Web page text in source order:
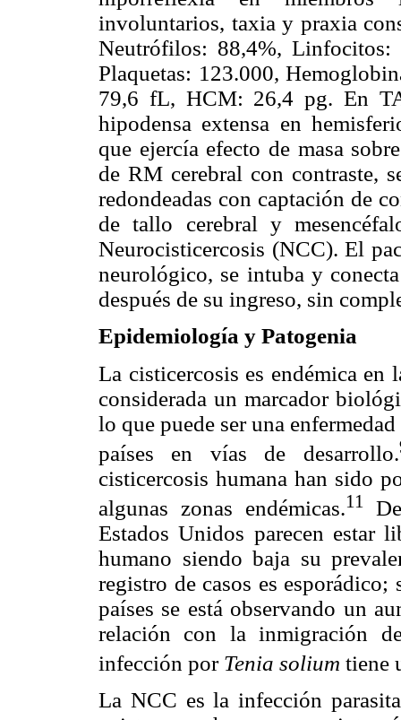
involuntarios, taxia y praxia
Neutrófilos: 88,4%,
Plaquetas: 123.000,
79,6 fL, HCM: 26,4 pg. En
hipodensa extensa en
que ejercía efecto de masa
de RM cerebral con contraste,
redondeadas con captación de
de tallo cerebral y
Neurocisticercosis (NCC). El
neurológico, se intuba y
después de su ingreso, sin
Epidemiología y Patogenia
La cisticercosis es endémica en
considerada un marcador
lo que puede ser una
países en vías de desarrollo.
cisticercosis humana han sido
algunas zonas endémicas.11
Estados Unidos parecen estar
humano siendo baja su
registro de casos es
países se está observando un
relación con la inmigración
infección por Tenia solium tiene
La NCC es la infección